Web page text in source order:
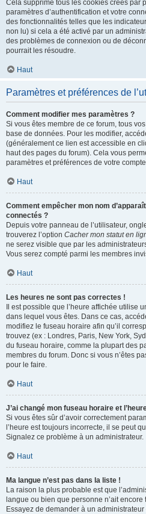
Cela supprime tous les cookies créés par
paramètres d’authentification et votre
des fonctionnalités telles que les
non lu) si cela a été activé par un
des problèmes de connexion ou de
pourrait les résoudre.
Haut
Paramètres et préférences de
Comment modifier mes paramètres ?
Si vous êtes membre de ce forum, tous
base de données. Pour les modifier,
(généralement ce lien est accessible en
haut des pages du forum). Cela vous
paramètres et préférences de votre
Haut
Comment empêcher mon nom
connectés ?
Depuis votre panneau de l’utilisateur,
trouverez l’option Cacher mon statut en
ne serez visible que par les
Vous serez compté parmi les membres
Haut
Les heures ne sont pas correctes !
Il est possible que l’heure affichée utilise
dans lequel vous êtes. Dans ce cas,
modifiez le fuseau horaire afin qu’il
trouvez (ex : Londres, Paris, New York,
du fuseau horaire, comme la plupart des
membres du forum. Donc si vous n’êtes
pour le faire.
Haut
J’ai changé mon fuseau horaire et
Si vous êtes sûr d’avoir correctement
l’heure est toujours incorrecte, il se peut
Signalez ce problème à un administrateur.
Haut
Ma langue n’est pas dans la liste !
La raison la plus probable est que
langue ou bien que personne n’ait
Essayez de demander à un